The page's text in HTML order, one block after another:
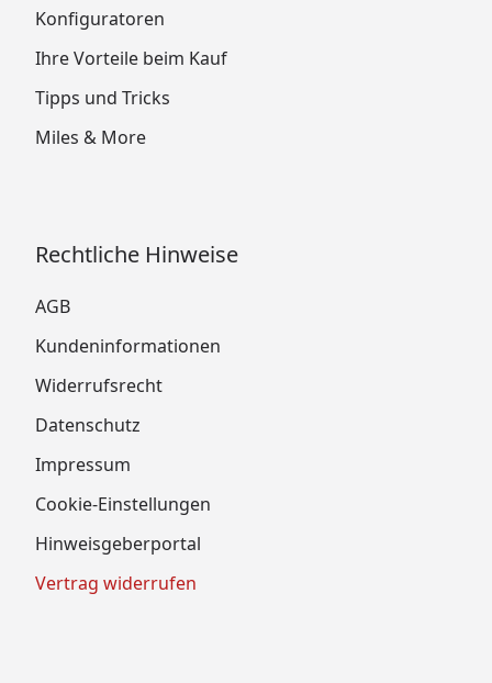
Konfiguratoren
Ihre Vorteile beim Kauf
Tipps und Tricks
Miles & More
Rechtliche Hinweise
AGB
Kundeninformationen
Widerrufsrecht
Datenschutz
Impressum
Cookie-Einstellungen
Hinweisgeberportal
Vertrag widerrufen